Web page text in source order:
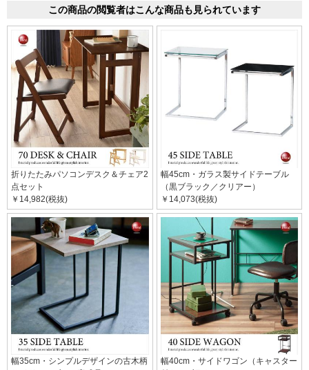
この商品の閲覧者はこんな商品も見られています
折りたたみパソコンデスク＆チェア2
点セット
￥14,982(税抜)
幅45cm・ガラス製サイドテーブル
（黒ブラック／クリアー）
￥14,073(税抜)
幅35cm・シンプルデザインの古木柄
幅40cm・サイドワゴン（キャスター